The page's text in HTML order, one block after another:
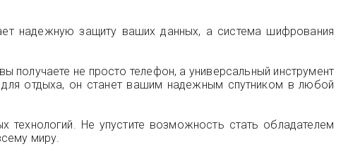
надежную защиту ваших данных, а система шифрования
получаете не просто телефон, а универсальный инструмент
отдыха, он станет вашим надежным спутником в любой
Не упустите возможность стать обладателем
миру.